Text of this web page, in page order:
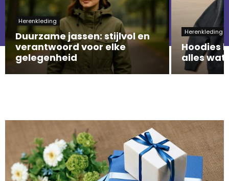
Herenkleding
Duurzame jassen: stijlvol en
verantwoord voor elke
gelegenheid
Herenkleding
Hoodies
alles wat